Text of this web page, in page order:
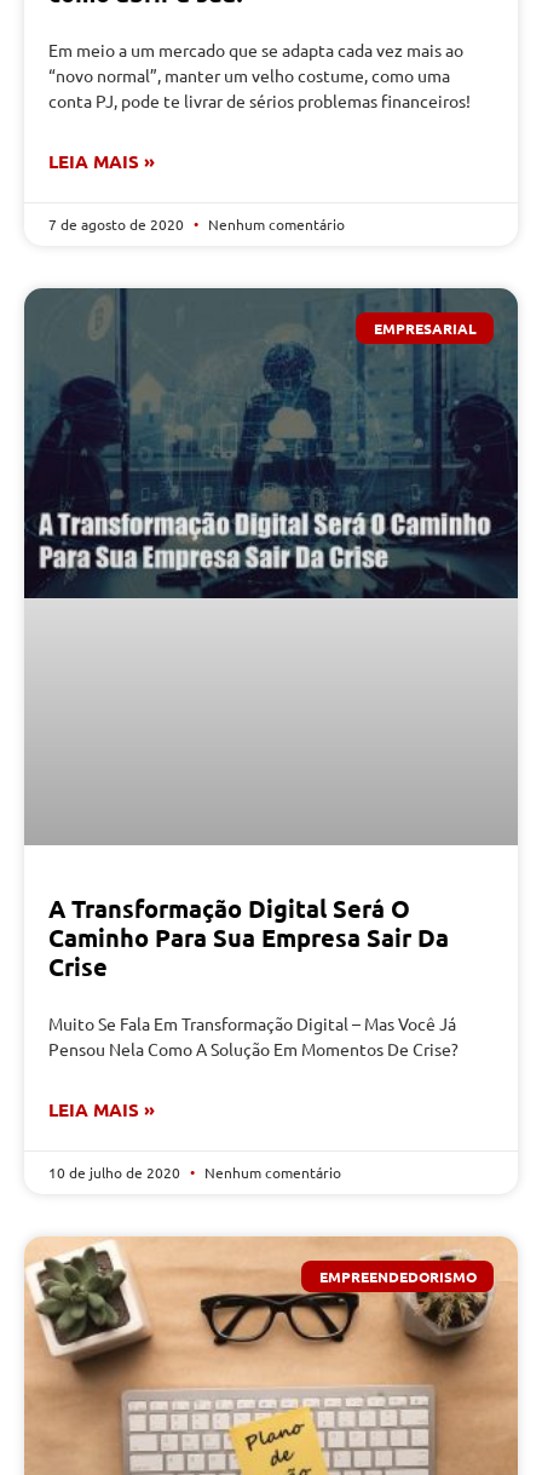
Em meio a um mercado que se adapta cada vez mais ao
“novo normal”, manter um velho costume, como uma
conta PJ, pode te livrar de sérios problemas financeiros!
LEIA MAIS »
7 de agosto de 2020 Nenhum comentário
EMPRESARIAL
A Transformação Digital Será O
Caminho Para Sua Empresa Sair Da
Crise
Muito Se Fala Em Transformação Digital – Mas Você Já
Pensou Nela Como A Solução Em Momentos De Crise?
LEIA MAIS »
10 de julho de 2020 Nenhum comentário
EMPREENDEDORISMO